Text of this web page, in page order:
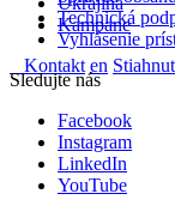
Kampane
Kontakt en
Technická
Vyhlásenie
Sledujte nás
Facebook
Instagram
LinkedIn
YouTube